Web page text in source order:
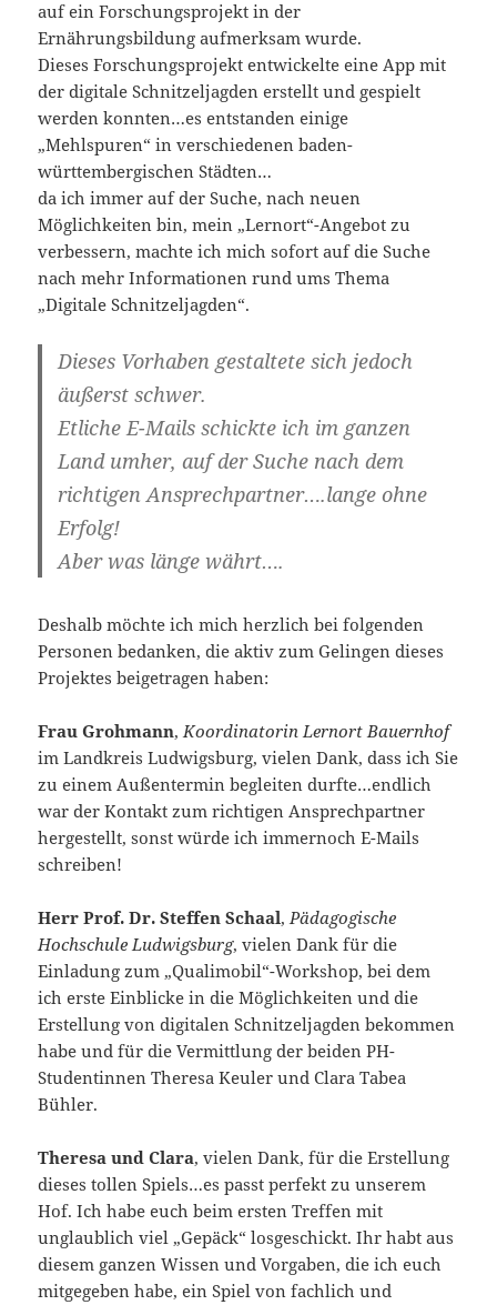
auf ein Forschungsprojekt in der
Ernährungsbildung aufmerksam wurde.
Dieses Forschungsprojekt entwickelte eine App mit
der digitale Schnitzeljagden erstellt und gespielt
werden konnten…es entstanden einige
„Mehlspuren“ in verschiedenen baden-
württembergischen Städten…
da ich immer auf der Suche, nach neuen
Möglichkeiten bin, mein „Lernort“-Angebot zu
verbessern, machte ich mich sofort auf die Suche
nach mehr Informationen rund ums Thema
„Digitale Schnitzeljagden“.
Dieses Vorhaben gestaltete sich jedoch
äußerst schwer.
Etliche E-Mails schickte ich im ganzen
Land umher, auf der Suche nach dem
richtigen Ansprechpartner….lange ohne
Erfolg!
Aber was länge währt….
Deshalb möchte ich mich herzlich bei folgenden
Personen bedanken, die aktiv zum Gelingen dieses
Projektes beigetragen haben:
Frau Grohmann,Koordinatorin Lernort Bauernhof
im Landkreis Ludwigsburg, vielen Dank, dass ich Sie
zu einem Außentermin begleiten durfte…endlich
war der Kontakt zum richtigen Ansprechpartner
hergestellt, sonst würde ich immernoch E-Mails
schreiben!
Herr Prof. Dr. Steffen Schaal,Pädagogische
Hochschule Ludwigsburg, vielen Dank für die
Einladung zum „Qualimobil“-Workshop, bei dem
ich erste Einblicke in die Möglichkeiten und die
Erstellung von digitalen Schnitzeljagden bekommen
habe und für die Vermittlung der beiden PH-
Studentinnen Theresa Keuler und Clara Tabea
Bühler.
Theresa und Clara, vielen Dank, für die Erstellung
dieses tollen Spiels…es passt perfekt zu unserem
Hof. Ich habe euch beim ersten Treffen mit
unglaublich viel „Gepäck“ losgeschickt. Ihr habt aus
diesem ganzen Wissen und Vorgaben, die ich euch
mitgegeben habe, ein Spiel von fachlich und